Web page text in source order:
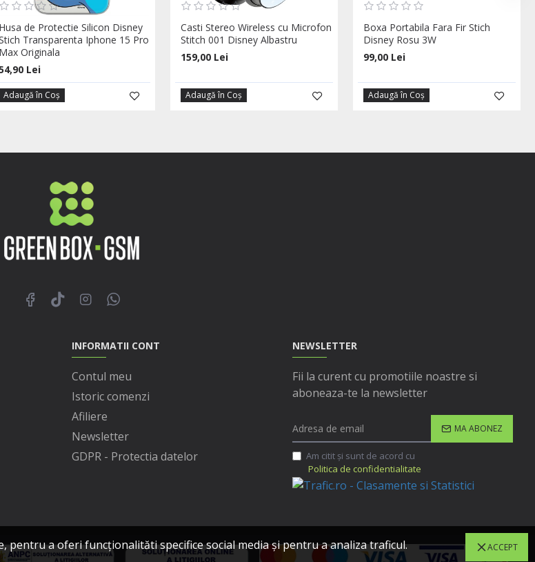
Husa de Protectie Silicon Disney
Transparenta Iphone 15 Pro
Max Originala
Lei
Adaugă în Coş
Casti Stereo Wireless cu Microfon
Stitch 001 Disney Albastru
159,00 Lei
Adaugă în Coş
Boxa Portabila Fara Fir Stich
Disney Rosu 3W
99,00 Lei
Adaugă în Coş
INFORMATII CONT
Contul meu
Istoric comenzi
Afiliere
Newsletter
GDPR - Protectia datelor
NEWSLETTER
Fii la curent cu promotiile noastre si
aboneaza-te la newsletter
MA ABONEZ
Am citit şi sunt de acord cu
Politica de confidentialitate
ACCEPT
a oferi funcționalităti specifice social media și pentru a analiza traficul.